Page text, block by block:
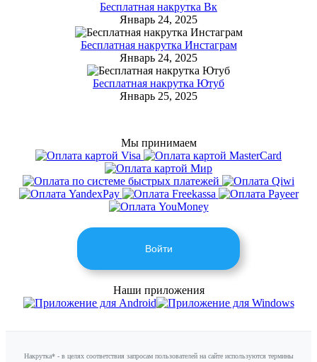
Бесплатная накрутка Вк
Январь 24, 2025
Бесплатная накрутка Инстаграм
Январь 24, 2025
Бесплатная накрутка Ютуб
Январь 25, 2025
Мы принимаем
Войти
Наши приложения
Накрутка* - в целях соответствия запросам пользователей на сайте используются термины